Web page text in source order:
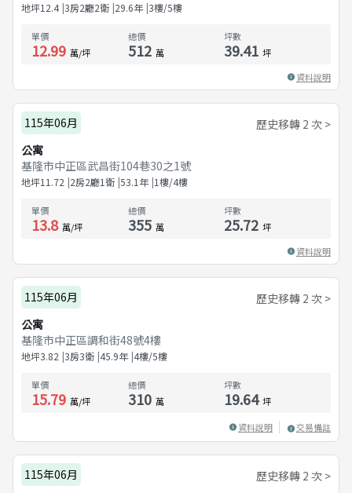
地坪12.4 3房2廳2衛 29.6年 3樓/5樓
單價
12.99 萬/坪
總價
512 萬
坪數
39.41 坪
資料說明
115年06月
歷史移轉 2 次 >
公寓
基隆市中正區武昌街104巷30之1號
地坪11.72 2房2廳1衛 53.1 年 1樓/4樓
單價
13.8 萬/坪
總價
355 萬
坪數
25.72 坪
資料說明
115年06月
歷史移轉 2 次 >
公寓
基隆市中正區調和街48號4樓
地坪3.82 3房3衛 45.9年 4樓/5樓
單價
15.79 萬/坪
總價
310 萬
坪數
19.64 坪
資料說明 交易備註
115年06月
歷史移轉 2 次 >